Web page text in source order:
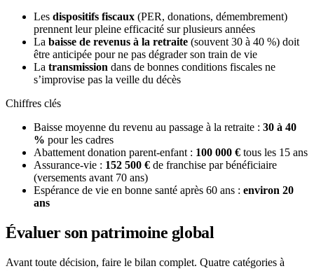
Les dispositifs fiscaux (PER, donations, démembrement)
prennent leur pleine efficacité sur plusieurs années
La baisse de revenus à la retraite (souvent 30 à 40 %) doit
être anticipée pour ne pas dégrader son train de vie
La transmission dans de bonnes conditions fiscales ne
s’improvise pas la veille du décès
Chiffres clés
Baisse moyenne du revenu au passage à la retraite : 30 à 40
% pour les cadres
Abattement donation parent-enfant : 100 000 € tous les 15 ans
Assurance-vie : 152 500 € de franchise par bénéficiaire
(versements avant 70 ans)
Espérance de vie en bonne santé après 60 ans : environ 20
ans
Évaluer son patrimoine global
Avant toute décision, faire le bilan complet. Quatre catégories à